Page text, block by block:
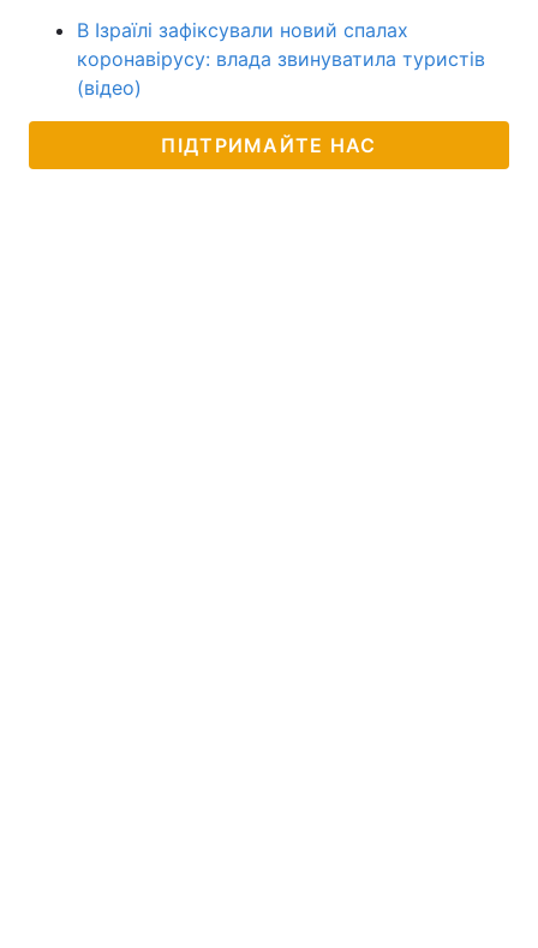
В Ізраїлі зафіксували новий спалах
коронавірусу: влада звинуватила туристів
(відео)
ПІДТРИМАЙТЕ НАС